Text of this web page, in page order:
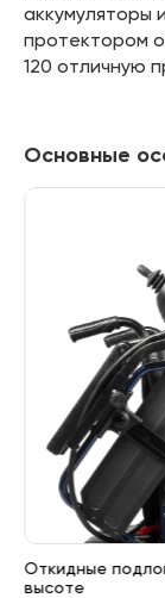
аккумуляторы
протектором
120 отличную
Основные
Откидные
высоте